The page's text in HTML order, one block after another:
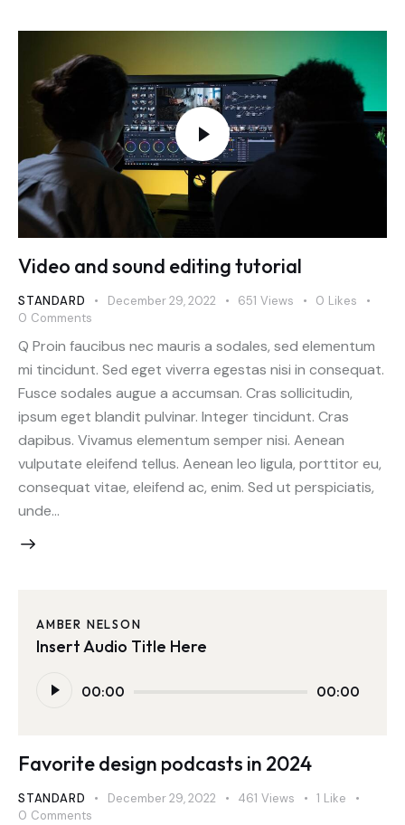
Video and sound editing tutorial
STANDARD December 29, 2022 651 Views 0 Likes
0 Comments
Q Proin faucibus nec mauris a sodales, sed elementum
mi tincidunt. Sed eget viverra egestas nisi in consequat.
Fusce sodales augue a accumsan. Cras sollicitudin,
ipsum eget blandit pulvinar. Integer tincidunt. Cras
dapibus. Vivamus elementum semper nisi. Aenean
vulputate eleifend tellus. Aenean leo ligula, porttitor eu,
consequat vitae, eleifend ac, enim. Sed ut perspiciatis,
unde…
AMBER NELSON
Insert Audio Title Here
Player
00:00 00:00
Favorite design podcasts in 2024
STANDARD December 29, 2022 461 Views 1 Like
0 Comments